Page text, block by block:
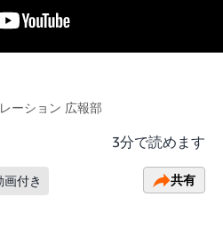
ーション 広報部
3分で読めます
画付き 共有